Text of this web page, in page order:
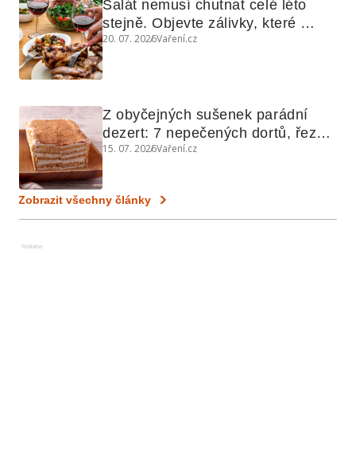
Salát nemusí chutnat celé léto
stejně. Objevte zálivky, které
využijete i na maso, nudle nebo
20. 07. 2026Vaření.cz
Z obyčejných sušenek parádní
dezert: 7 nepečených dortů, řezů
a koláčů
15. 07. 2026Vaření.cz
Zobrazit všechny články
Reklama